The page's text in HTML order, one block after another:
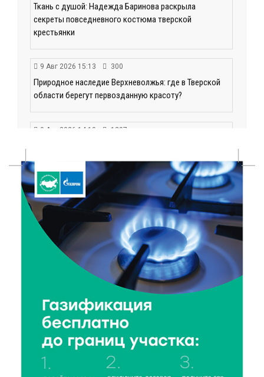
Ткань с душой: Надежда Баринова раскрыла
секреты повседневного костюма тверской
крестьянки
9 Авг 2026 15:13 300
Природное наследие Верхневолжья: где в Тверской
области берегут первозданную красоту?
9 Авг 2026 14:19 1297
9 Авг 2026 14:13 276
Вышневолоцкий музей раскроет малоизвестные
страницы биографии Муслима Магомаева
9 Авг 2026 13:13 408
Поддержка и знания: в Рамешках обсудили
тонкости грудного вскармливания
9 Авг 2026 12:13 329
От проекта к проекту: в Твери самозанятость чаще
воспринимают как временную меру